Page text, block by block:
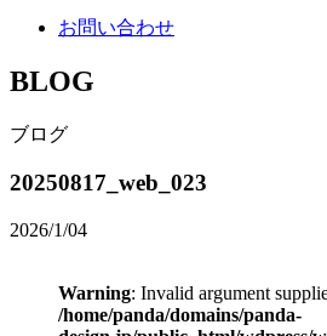
お問い合わせ
BLOG
ブログ
20250817_web_023
2026/1/04
Warning: Invalid argument
/home/panda/domains/panda-